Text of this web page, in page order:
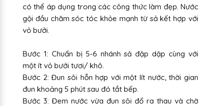
có thể áp dụng trong các công thức làm đẹp. Nước
gội đầu chăm sóc tóc khỏe mạnh từ sả kết hợp với
vỏ bưởi.
Bước 1: Chuẩn bị 5-6 nhánh sả đập dập cùng với
một ít vỏ bưởi tươi/ khô.
Bước 2: Đun sôi hỗn hợp với một lít nước, thời gian
đun khoảng 5 phút sau đó tắt bếp.
Bước 3: Đem nước vừa đun sôi đổ ra thau và chờ